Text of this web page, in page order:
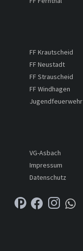
FF Krautscheid
FF Neustadt
FF Strauscheid
FF Windhagen
Jugendfeuerwehr
VG-Asbach
Impressum
Datenschutz